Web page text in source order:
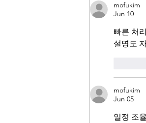
mofukim
Jun 10
빠른 처
설명도
mofukim
Jun 05
일정 조